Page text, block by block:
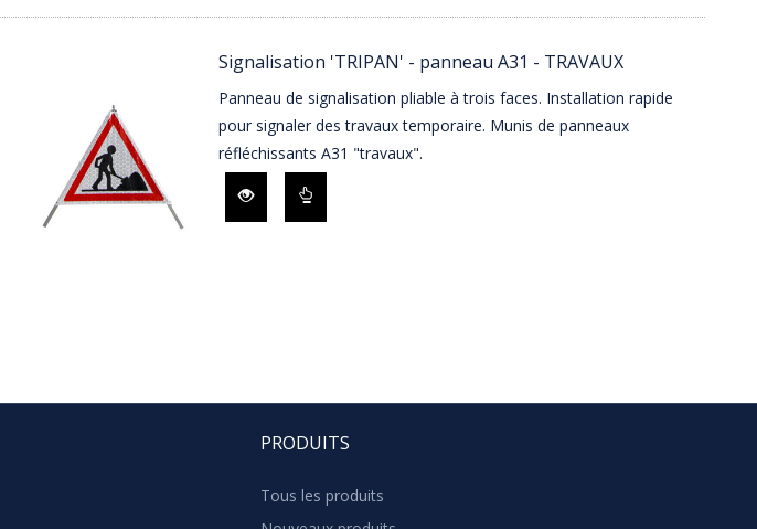
Signalisation 'TRIPAN' - panneau A31 - TRAVAUX
Panneau de signalisation pliable à trois faces. Installation rapide
pour signaler des travaux temporaire. Munis de panneaux
réfléchissants A31 "travaux".
PRODUITS
Tous les produits